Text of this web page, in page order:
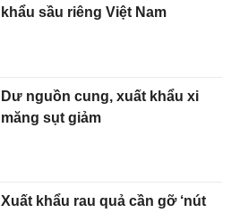
khẩu sầu riêng Việt Nam
Dư nguồn cung, xuất khẩu xi
măng sụt giảm
Xuất khẩu rau quả cần gỡ ‘nút